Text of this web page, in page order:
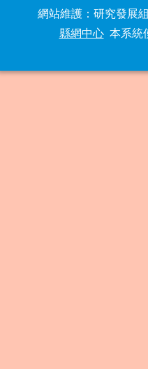
網站維護：研究發展
縣網中心本系統